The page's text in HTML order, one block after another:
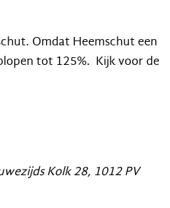
Omdat Heemschut een
tot 125%. Kijk voor de
Kolk 28, 1012 PV